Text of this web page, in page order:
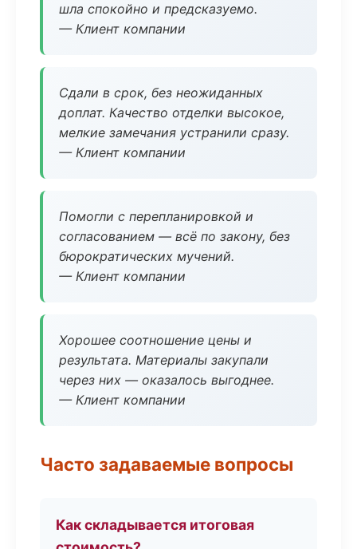
шла спокойно и предсказуемо.
— Клиент компании
Сдали в срок, без неожиданных
доплат. Качество отделки высокое,
мелкие замечания устранили сразу.
— Клиент компании
Помогли с перепланировкой и
согласованием — всё по закону, без
бюрократических мучений.
— Клиент компании
Хорошее соотношение цены и
результата. Материалы закупали
через них — оказалось выгоднее.
— Клиент компании
Часто задаваемые вопросы
Как складывается итоговая